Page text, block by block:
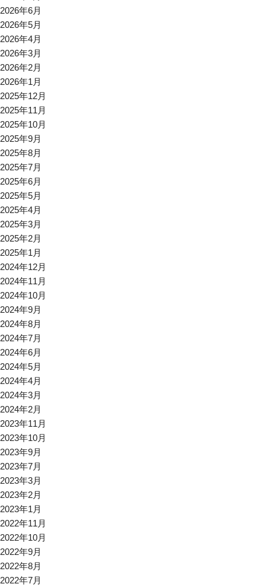
2026年6月
2026年5月
2026年4月
2026年3月
2026年2月
2026年1月
2025年12月
2025年11月
2025年10月
2025年9月
2025年8月
2025年7月
2025年6月
2025年5月
2025年4月
2025年3月
2025年2月
2025年1月
2024年12月
2024年11月
2024年10月
2024年9月
2024年8月
2024年7月
2024年6月
2024年5月
2024年4月
2024年3月
2024年2月
2023年11月
2023年10月
2023年9月
2023年7月
2023年3月
2023年2月
2023年1月
2022年11月
2022年10月
2022年9月
2022年8月
2022年7月